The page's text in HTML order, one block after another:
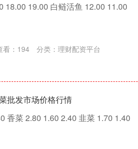
18.00 19.00 白鲢活鱼 12.00 11.00
看： 194 分类： 理财配资平台
批发市场价格行情
香菜 2.80 1.60 2.40 韭菜 1.70 1.40